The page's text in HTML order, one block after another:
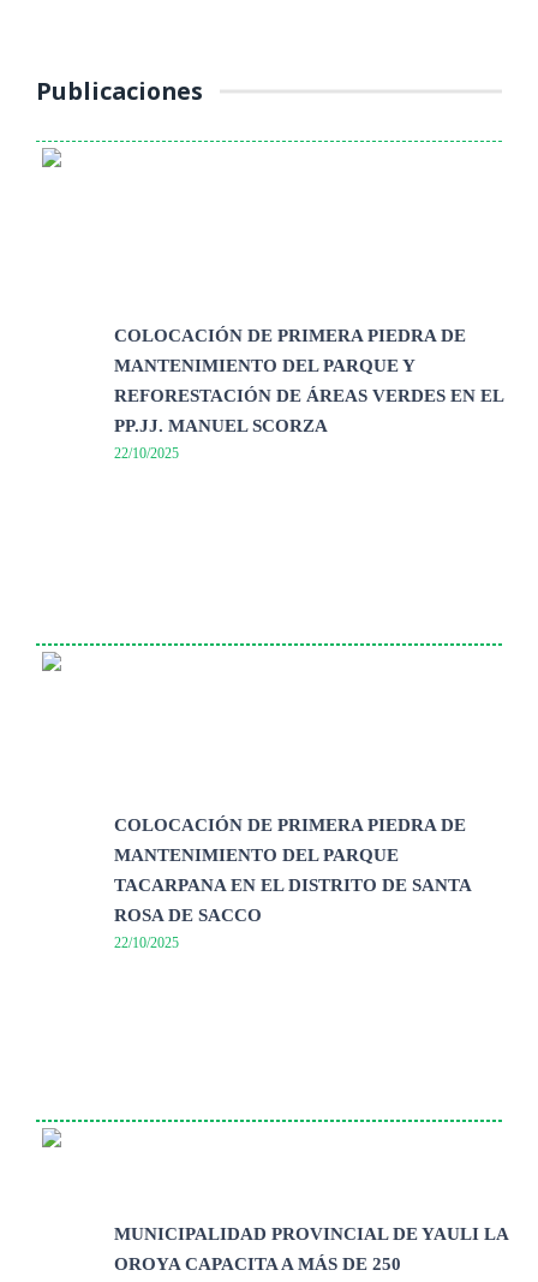
Publicaciones
COLOCACIÓN DE PRIMERA PIEDRA DE
MANTENIMIENTO DEL PARQUE Y
REFORESTACIÓN DE ÁREAS VERDES EN EL
PP.JJ. MANUEL SCORZA
22/10/2025
COLOCACIÓN DE PRIMERA PIEDRA DE
MANTENIMIENTO DEL PARQUE
TACARPANA EN EL DISTRITO DE SANTA
ROSA DE SACCO
22/10/2025
MUNICIPALIDAD PROVINCIAL DE YAULI LA
OROYA CAPACITA A MÁS DE 250